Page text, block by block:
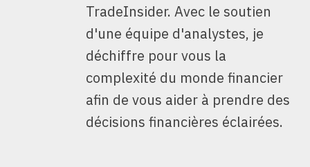
TradeInsider. Avec le soutien
d'une équipe d'analystes, je
déchiffre pour vous la
complexité du monde financier
afin de vous aider à prendre des
décisions financières éclairées.